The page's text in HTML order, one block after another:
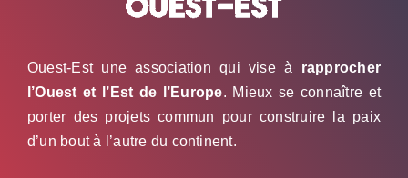
Ouest-Est une association qui vise à rapprocher
l’Ouest et l’Est de l’Europe. Mieux se connaître et
porter des projets commun pour construire la paix
d’un bout à l’autre du continent.